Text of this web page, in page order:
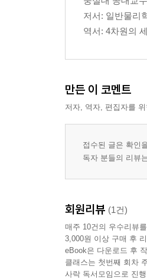
저서: 일반물리
역서: 4차원의
만든 이 코멘트
저자, 역자, 편집자를
접수된 글은 확인
독자 분들의 리뷰
회원리뷰 (1건)
매주 10건의 우수리뷰
3,000원 이상 구매 후
eBook은 다운로드 후
클래스는 첫번째 회차
사락 독서모임으로 진